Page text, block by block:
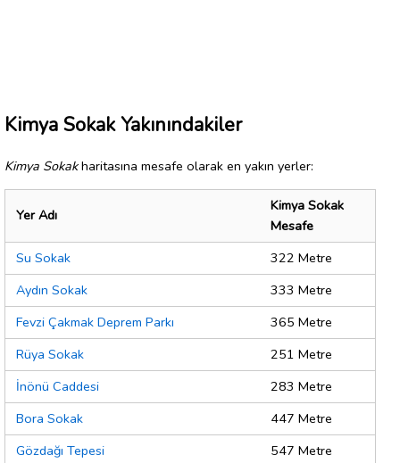
Kimya Sokak Yakınındakiler
Kimya Sokakharitasına mesafe olarak en yakın yerler:
Yer Adı
Kimya Sokak
Mesafe
Su Sokak
322 Metre
Aydın Sokak
333 Metre
Fevzi Çakmak Deprem Parkı
365 Metre
Rüya Sokak
251 Metre
İnönü Caddesi
283 Metre
Bora Sokak
447 Metre
Gözdağı Tepesi
547 Metre